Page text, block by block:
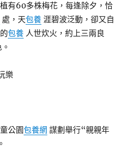
有60多株梅花，每逢除夕，恰
處，天包養 涯碧波泛動，卻又自
包養 人世炊火，約上三兩良
樂
公園包養網 謀劃舉行“親親年